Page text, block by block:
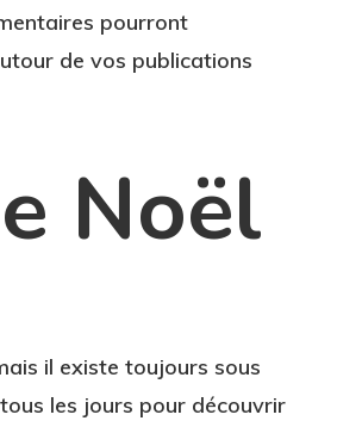
pourront
de vos publications
Noël
il existe toujours sous
les jours pour découvrir